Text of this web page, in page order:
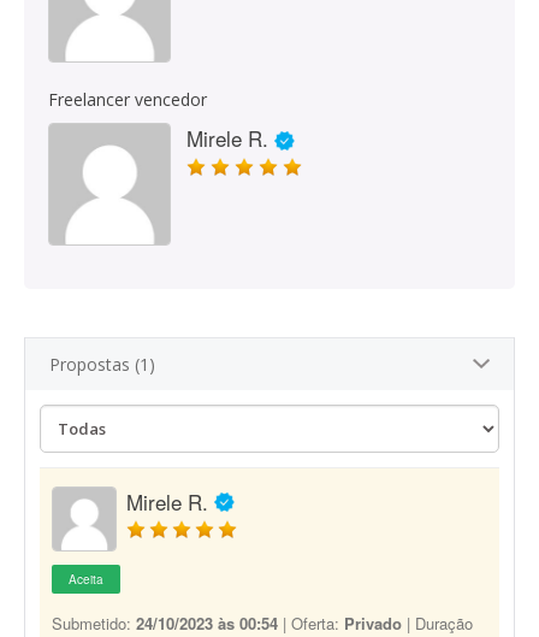
Freelancer vencedor
Mirele R.
Propostas (1)
Mirele R.
Aceita
Submetido: 24/10/2023 às 00:54 | Oferta: Privado | Duração